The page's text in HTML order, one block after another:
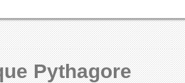
Pythagore